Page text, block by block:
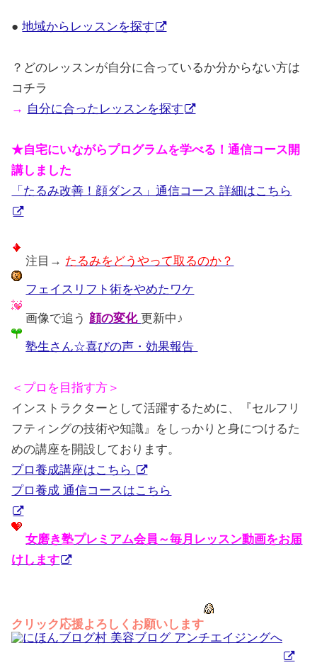
●地域からレッスンを探す
？どのレッスンが自分に合っているか分からない方は
コチラ
→ 自分に合ったレッスンを探す
★自宅にいながらプログラムを学べる！通信コース開
講しました
「たるみ改善！顔ダンス」通信コース 詳細はこちら
注目→ たるみをどうやって取るのか？
フェイスリフト術をやめたワケ
画像で追う 顔の変化更新中♪
塾生さん☆喜びの声・効果報告
＜プロを目指す方＞
インストラクターとして活躍するために、『セルフリ
フティングの技術や知識』をしっかりと身につけるた
めの講座を開設しております。
プロ養成講座はこちら
プロ養成 通信コースはこちら
女磨き塾プレミアム会員～毎月レッスン動画をお届
けします
クリック応援よろしくお願いします